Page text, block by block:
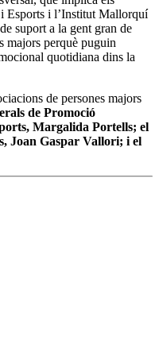
Esports i l’Institut Mallorquí
suport a la gent gran de
majors perquè puguin
quotidiana dins la
de persones majors
de Promoció
Margalida Portells; el
Joan Gaspar Vallori; i el